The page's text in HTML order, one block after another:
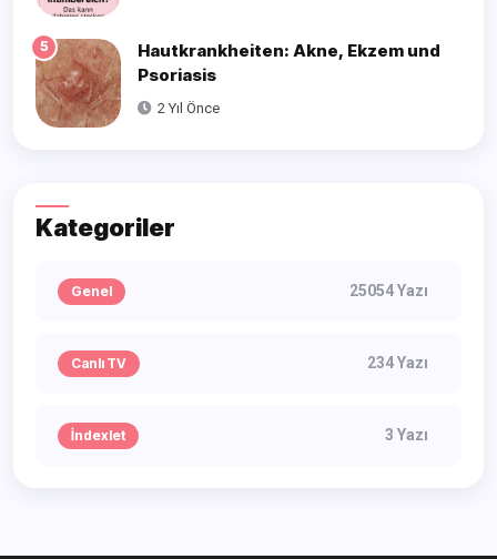
5
Hautkrankheiten: Akne, Ekzem und
Psoriasis
2 Yıl Önce
Kategoriler
Genel 25054 Yazı
Canlı TV 234 Yazı
İndexlet 3 Yazı